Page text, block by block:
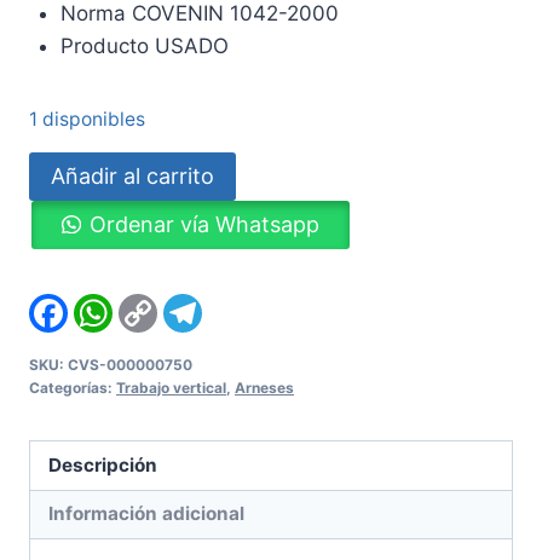
Norma COVENIN 1042-2000
Producto USADO
1 disponibles
Arnés
para
trabajo
PRODUMIN
tres
anillas
-
USADO
cantidad
Añadir al carrito
Ordenar vía Whatsapp
FacebookWhatsApp
Copy
Link
SKU: CVS-000000750
Categorías: Trabajo vertical, Arneses
Descripción
Información adicional